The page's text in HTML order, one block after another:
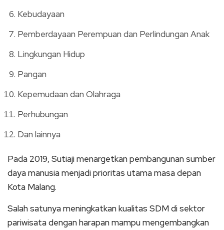
Kebudayaan
Pemberdayaan Perempuan dan Perlindungan Anak
Lingkungan Hidup
Pangan
Kepemudaan dan Olahraga
Perhubungan
Dan lainnya
Pada 2019, Sutiaji menargetkan pembangunan sumber
daya manusia menjadi prioritas utama masa depan
Kota Malang.
Salah satunya meningkatkan kualitas SDM di sektor
pariwisata dengan harapan mampu mengembangkan